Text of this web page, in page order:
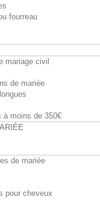
fourreau
mariage civil
de mariée
à moins de 350€
de mariée
pour cheveux